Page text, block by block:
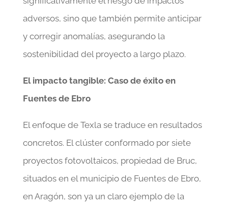
adversos, sino que también permite anticipar
y corregir anomalías, asegurando la
sostenibilidad del proyecto a largo plazo.
El impacto tangible: Caso de éxito en
Fuentes de Ebro
El enfoque de Texla se traduce en resultados
concretos. El clúster conformado por siete
proyectos fotovoltaicos, propiedad de Bruc,
situados en el municipio de Fuentes de Ebro,
en Aragón, son ya un claro ejemplo de la